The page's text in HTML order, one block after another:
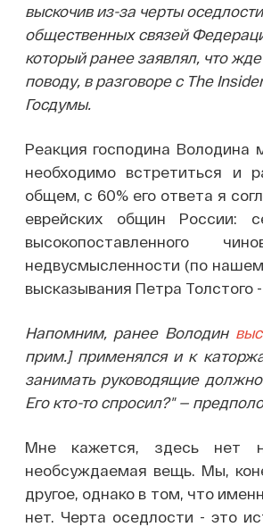
выскочив из-за черты
общественных связей
который ранее заявлял, что
поводу, в разговоре с The
Госдумы.
Реакция господина Володина
необходимо встретиться и
общем, с 60% его ответа я
еврейских общин России:
высокопоставленного
недвусмысленности (по
высказывания Петра Толстого
Напомним, ранее Володин
прим.] применялся и к
занимать руководящие
Его кто-то спросил?"—
Мне кажется, здесь нет
необсуждаемая вещь. Мы,
другое, однако в том, что
нет. Черта оседлости - это